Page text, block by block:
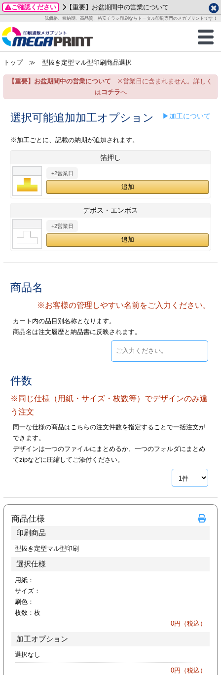
ご確認ください 【重要】お盆期間中の営業について
低価格、短納期、高品質、格安チラシ印刷ならトータル印刷専門のメガプリントです！
商品一覧
グッズ
ステッカー
ックカード印刷
業ツール印刷
＆盛り上げ印刷
ご利用ガイド
お客様へ
いて
方法
/送料について
刷
カード印刷
ックカード名刺
ムカード
型マル型印刷
ード印刷
印刷
ファイル印刷
ァイル印刷
印刷
印刷
リーブ印刷
加工
データ作成ガイド
成前に
ガイド
加工指示ガイド
テンプレート
ード印刷
名刺印刷
ックカード
ード印刷
印刷
形マル型
印刷
名刺印刷
ムカード印刷
刷
カード印刷
フォルダー
ァイル印刷
リーブ
一覧
わせ
り
プル請求
2026年 8月
月
火 水 木 金
土
1
3
4 5 6 7
8
15
24
25 26 27
29
土
1
2 3
8 9 10 11
12
14
15 16 17 18
19
25
26
28
29 30
トップ≫ 型抜き定型マル型印刷商品選択
【重要】お盆期間中の営業について ※営業日に含まれません。詳しく
は コチラへ
選択可能追加加工オプション ▶加工について
※加工ごとに、記載の納期が追加されます。
箔押し
+2営業日
デボス・エンボス
+2営業日
商品名
※お客様の管理しやすい名前をご入力ください。
カート内の品目別名称となります。
商品名は注文履歴と納品書に反映されます。
件数
※同じ仕様（用紙・サイズ・枚数等）でデザインのみ違
う注文
同一な仕様の商品はこちらの注文件数を指定することで一括注文が
できます。
デザインは一つのファイルにまとめるか、一つのフォルダにまとめ
てzipなどに圧縮してご添付ください。
商品仕様
印刷商品
型抜き定型マル型印刷
選択仕様
用紙：
サイズ：
刷色：
枚数： 枚
0円（税込）
加工オプション
選択なし
0円（税込）